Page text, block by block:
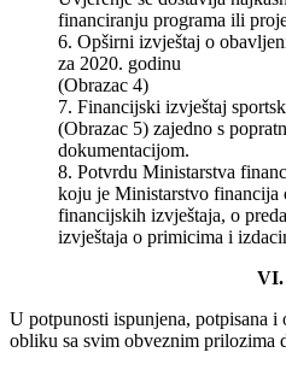
financiranju programa ili
6. Opširni izvještaj o
za 2020. godinu
(Obrazac 4)
7. Financijski izvještaj
(Obrazac 5) zajedno s
dokumentacijom.
8. Potvrdu Ministarstva
koju je Ministarstvo financija
financijskih izvještaja, o
izvještaja o primicima i
VI.
U potpunosti ispunjena, potpisana
obliku sa svim obveznim prilozima